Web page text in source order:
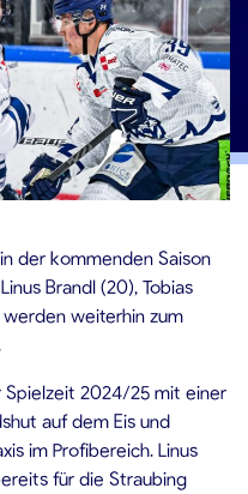
der kommenden Saison
Brandl (20), Tobias
werden weiterhin zum
Spielzeit 2024/25 mit einer
auf dem Eis und
im Profibereich. Linus
für die Straubing